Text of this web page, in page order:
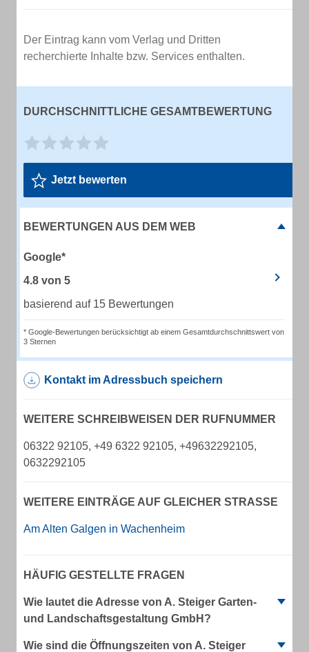
Der Eintrag kann vom Verlag und Dritten
recherchierte Inhalte bzw. Services enthalten.
DURCHSCHNITTLICHE GESAMTBEWERTUNG
Jetzt bewerten
BEWERTUNGEN AUS DEM WEB
Google*
4.8 von 5
basierend auf 15 Bewertungen
* Google-Bewertungen berücksichtigt ab einem Gesamtdurchschnittswert von
3 Sternen
Kontakt im Adressbuch speichern
WEITERE SCHREIBWEISEN DER RUFNUMMER
06322 92105, +49 6322 92105, +49632292105,
0632292105
WEITERE EINTRÄGE AUF GLEICHER STRASSE
Am Alten Galgen in Wachenheim
HÄUFIG GESTELLTE FRAGEN
Wie lautet die Adresse von A. Steiger Garten-
und Landschaftsgestaltung GmbH?
Wie sind die Öffnungszeiten von A. Steiger